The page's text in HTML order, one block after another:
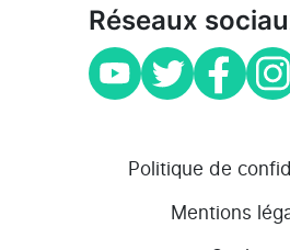
Réseaux
Politique de
Mentions